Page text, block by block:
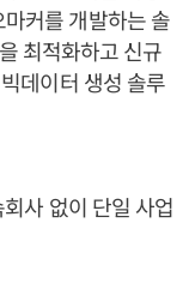
커를 개발하는 솔
최적화하고 신규
데이터 생성 솔루
사 없이 단일 사업